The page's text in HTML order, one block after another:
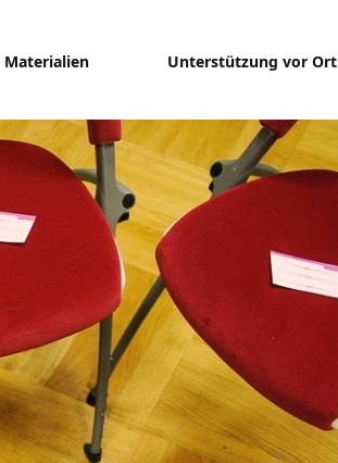
Materialien Unterstützung vor Ort